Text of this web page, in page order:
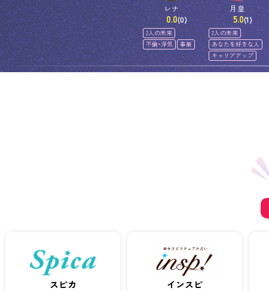
レナ
0.0(0)
2人の未来
不倫・浮気
事業
月皇
5.0(1)
2人の未来
あなたを好きな人
キャリアアップ
スピカ インスピ